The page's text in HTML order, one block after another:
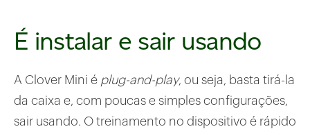
É instalar e sair usando
A Clover Mini é plug-and-play, ou seja, basta tirá-la
da caixa e, com poucas e simples configurações,
sair usando. O treinamento no dispositivo é rápido